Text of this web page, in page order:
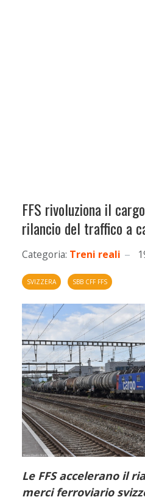
FFS rivoluziona il
rilancio del traffico a
Categoria: Treni reali
SVIZZERA SBB CFF FFS
Le FFS accelerano il
merci ferroviario